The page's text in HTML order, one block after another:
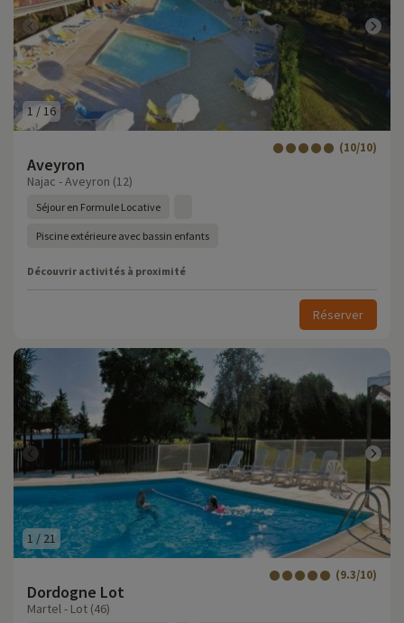
1/16
Aveyron
(10/10)
Najac - Aveyron (12)
Séjour en Formule Locative
Piscine extérieure avec bassin enfants
Découvrir activités à proximité
Réserver
1 / 21
Dordogne Lot
(9.3/10)
Martel - Lot (46)